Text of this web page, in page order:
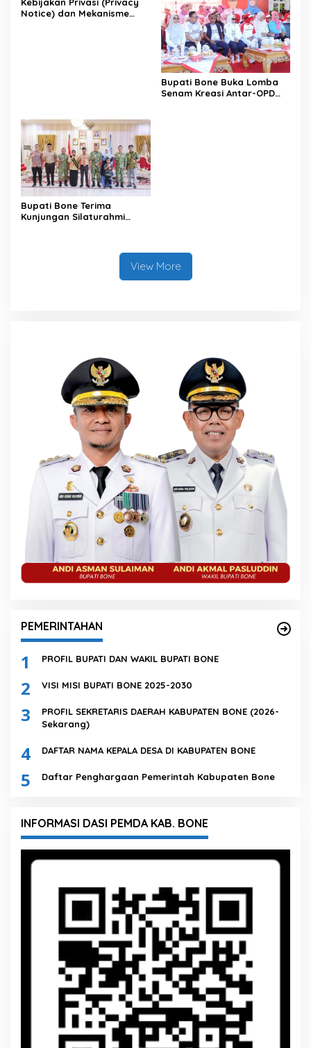
Notice) dan Mekanisme
Bupati Bone Buka Lomba
Senam Kreasi Antar-OPD
Bupati Bone Terima
Kunjungan Silaturahmi
View More
PEMERINTAHAN
1 PROFIL BUPATI DAN WAKIL BUPATI BONE
2 VISI MISI BUPATI BONE 2025-2030
3
PROFIL SEKRETARIS DAERAH KABUPATEN BONE (2026-
Sekarang)
4 DAFTAR NAMA KEPALA DESA DI KABUPATEN BONE
5 Daftar Penghargaan Pemerintah Kabupaten Bone
INFORMASI DASI PEMDA KAB. BONE